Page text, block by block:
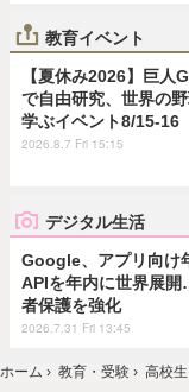
教育イベント
【夏休み2026】巨人
で自由研究、世界の
学ぶイベント8/15-16
2026.8.7 Fri 15:15
デジタル生活
Google、アプリ向け
APIを年内に世界展
者保護を強化
2026.7.31 Fri 13:45
ホーム › 教育・受験 › 高校生